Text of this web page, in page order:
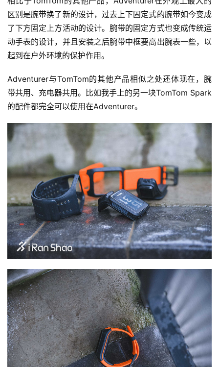
区别是腕带换了新的设计，过去上下固定式的腕带如今变成
了下方固定上方活动的设计。腕带的固定方式也变成传统运
动手表的设计，并且安装之后腕带中框要高出腕表一些，以
起到在户外环境的保护作用。
Adventurer与TomTom的其他产品相似之处还体现在，腕
带共用、充电器共用。比如我手上的另一块TomTom Spark
的配件都完全可以使用在Adventurer。